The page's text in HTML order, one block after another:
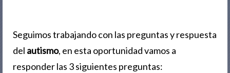
Seguimos trabajando con las preguntas y respuesta
del autismo, en esta oportunidad vamos a
responder las 3 siguientes preguntas: